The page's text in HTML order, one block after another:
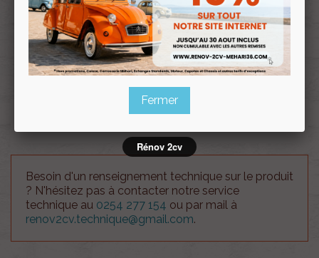
Profitez de prix remisés
avec la Carte clubRenov 2cv
Souscrire
au clubRenov 2cv
Besoin d'un renseignement technique sur le produit
? N'hésitez pas à contacter notre service
technique au 0254 277 154 ou par mail à
renov2cv.technique@gmail.com.
Fermer
Rénov 2cv